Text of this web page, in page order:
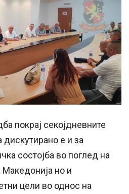
покрај секојдневните
е и за
состојба во поглед на
Македонија но и
цели во однос на